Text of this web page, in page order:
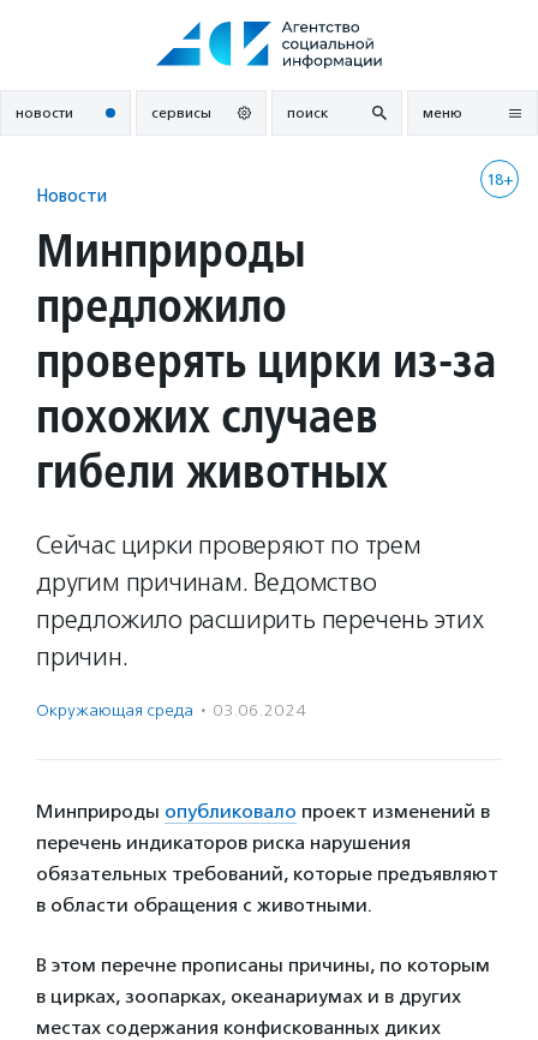
новости сервисы поиск меню
18+
Новости
Минприроды
предложило
проверять цирки из-за
похожих случаев
гибели животных
Сейчас цирки проверяют по трем
другим причинам. Ведомство
предложило расширить перечень этих
причин.
Окружающая среда · 03.06.2024
Минприроды опубликовало проект изменений в
перечень индикаторов риска нарушения
обязательных требований, которые предъявляют
в области обращения с животными.
В этом перечне прописаны причины, по которым
в цирках, зоопарках, океанариумах и в других
местах содержания конфискованных диких